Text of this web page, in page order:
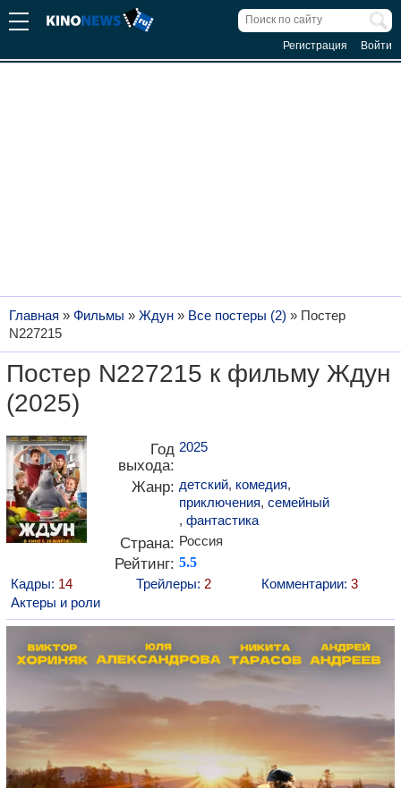
Регистрация Войти
Главная » Фильмы » Ждун » Все постеры (2) » Постер
N227215
Постер N227215 к фильму Ждун
(2025)
Год
выхода:
2025
Жанр: детский, комедия,
приключения, семейный
, фантастика
Страна: Россия
Рейтинг: 5.5
Кадры: 14 Трейлеры: 2 Комментарии: 3
Актеры и роли